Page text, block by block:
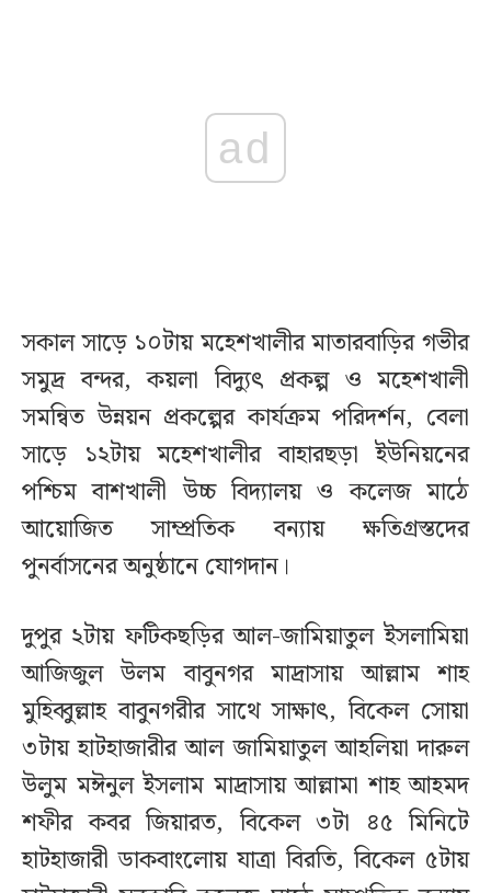
ad
সকাল সাড়ে ১০টায় মহেশখালীর মাতারবাড়ির গভীর
সমুদ্র বন্দর, কয়লা বিদ্যুৎ প্রকল্প ও মহেশখালী
সমন্বিত উন্নয়ন প্রকল্পের কার্যক্রম পরিদর্শন, বেলা
সাড়ে ১২টায় মহেশখালীর বাহারছড়া ইউনিয়নের
পশ্চিম বাশখালী উচ্চ বিদ্যালয় ও কলেজ মাঠে
আয়োজিত সাম্প্রতিক বন্যায় ক্ষতিগ্রস্তদের
পুনর্বাসনের অনুষ্ঠানে যোগদান।
দুপুর ২টায় ফটিকছড়ির আল-জামিয়াতুল ইসলামিয়া
আজিজুল উলম বাবুনগর মাদ্রাসায় আল্লাম শাহ
মুহিব্বুল্লাহ বাবুনগরীর সাথে সাক্ষাৎ, বিকেল সোয়া
৩টায় হাটহাজারীর আল জামিয়াতুল আহলিয়া দারুল
উলুম মঈনুল ইসলাম মাদ্রাসায় আল্লামা শাহ আহমদ
শফীর কবর জিয়ারত, বিকেল ৩টা ৪৫ মিনিটে
হাটহাজারী ডাকবাংলোয় যাত্রা বিরতি, বিকেল ৫টায়